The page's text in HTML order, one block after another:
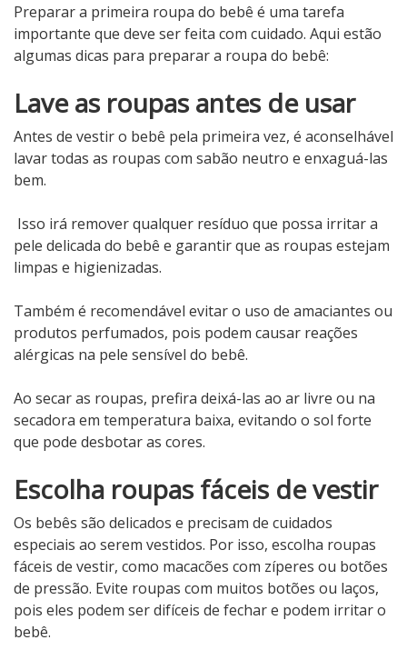
Preparar a primeira roupa do bebê é uma tarefa
importante que deve ser feita com cuidado. Aqui estão
algumas dicas para preparar a roupa do bebê:
Lave as roupas antes de usar
Antes de vestir o bebê pela primeira vez, é aconselhável
lavar todas as roupas com sabão neutro e enxaguá-las
bem.
Isso irá remover qualquer resíduo que possa irritar a
pele delicada do bebê e garantir que as roupas estejam
limpas e higienizadas.
Também é recomendável evitar o uso de amaciantes ou
produtos perfumados, pois podem causar reações
alérgicas na pele sensível do bebê.
Ao secar as roupas, prefira deixá-las ao ar livre ou na
secadora em temperatura baixa, evitando o sol forte
que pode desbotar as cores.
Escolha roupas fáceis de vestir
Os bebês são delicados e precisam de cuidados
especiais ao serem vestidos. Por isso, escolha roupas
fáceis de vestir, como macacões com zíperes ou botões
de pressão. Evite roupas com muitos botões ou laços,
pois eles podem ser difíceis de fechar e podem irritar o
bebê.